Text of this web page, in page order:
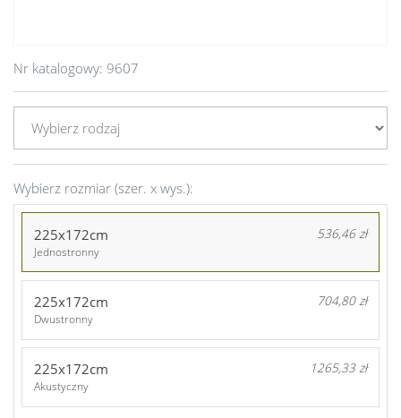
Nr katalogowy: 9607
Wybierz rozmiar (szer. x wys.):
225x172cm 536,46 zł
Jednostronny
225x172cm 704,80 zł
Dwustronny
225x172cm 1265,33 zł
Akustyczny